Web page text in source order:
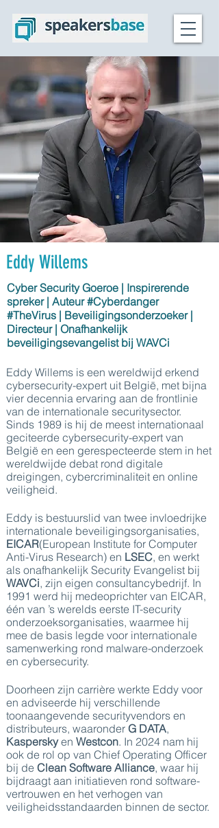
Eddy Willems
Cyber Security Goeroe | Inspirerende
spreker | Auteur #Cyberdanger
#TheVirus | Beveiligingsonderzoeker |
Directeur | Onafhankelijk
beveiligingsevangelist bij WAVCi
Eddy Willems is een wereldwijd erkend
cybersecurity-expert uit België, met bijna
vier decennia ervaring aan de frontlinie
van de internationale securitysector.
Sinds 1989 is hij de meest internationaal
geciteerde cybersecurity-expert van
België en een gerespecteerde stem in het
wereldwijde debat rond digitale
dreigingen, cybercriminaliteit en online
veiligheid.
Eddy is bestuurslid van twee invloedrijke
internationale beveiligingsorganisaties,
EICAR(European Institute for Computer
Anti-Virus Research) en LSEC, en werkt
als onafhankelijk Security Evangelist bij
WAVCi, zijn eigen consultancybedrijf. In
1991 werd hij medeoprichter van EICAR,
één van ’s werelds eerste IT-security
onderzoeksorganisaties, waarmee hij
mee de basis legde voor internationale
samenwerking rond malware-onderzoek
en cybersecurity.
Doorheen zijn carrière werkte Eddy voor
en adviseerde hij verschillende
toonaangevende securityvendors en
distributeurs, waaronder G DATA,
Kasperskyen Westcon. In 2024 nam hij
ook de rol op van Chief Operating Officer
bij de Clean Software Alliance, waar hij
bijdraagt aan initiatieven rond software-
vertrouwen en het verhogen van
veiligheidsstandaarden binnen de sector.